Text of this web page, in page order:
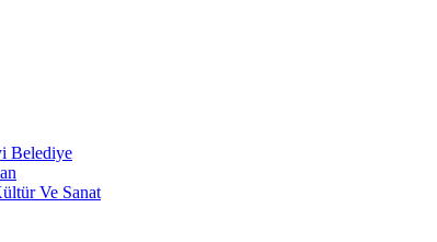
Belediye
Ve Sanat